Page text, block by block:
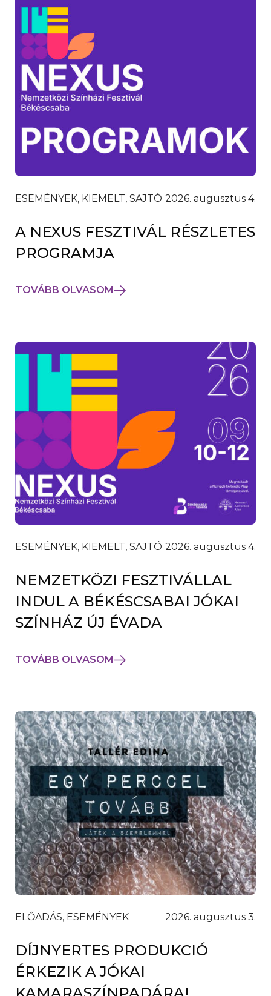
ESEMÉNYEK, KIEMELT, SAJTÓ 2026. augusztus 4.
A NEXUS FESZTIVÁL RÉSZLETES
PROGRAMJA
TOVÁBB OLVASOM
ESEMÉNYEK, KIEMELT, SAJTÓ 2026. augusztus 4.
NEMZETKÖZI FESZTIVÁLLAL
INDUL A BÉKÉSCSABAI JÓKAI
SZÍNHÁZ ÚJ ÉVADA
TOVÁBB OLVASOM
ELŐADÁS, ESEMÉNYEK 2026. augusztus 3.
DÍJNYERTES PRODUKCIÓ
ÉRKEZIK A JÓKAI